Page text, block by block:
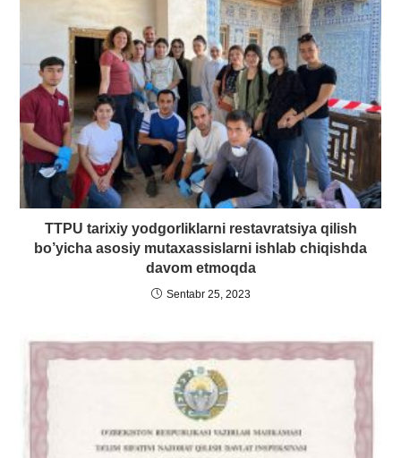
TTPU tarixiy yodgorliklarni restavratsiya qilish
bo’yicha asosiy mutaxassislarni ishlab chiqishda
davom etmoqda
Sentabr 25, 2023